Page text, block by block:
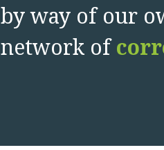
by way of our
network of